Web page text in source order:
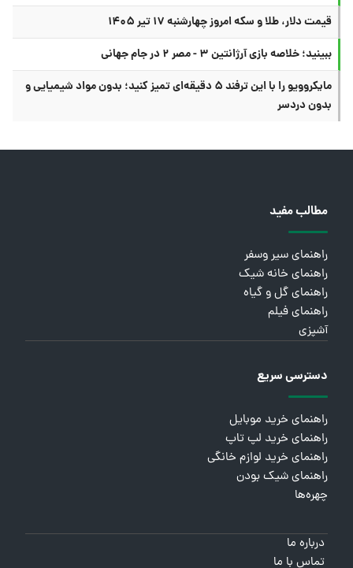
قیمت دلار، طلا و سکه امروز چهارشنبه ۱۷ تیر ۱۴۰۵
ببینید؛ خلاصه بازی آرژانتین ۳ - مصر ۲ در جام جهانی
مایکروویو را با این ترفند ۵ دقیقه‌ای تمیز کنید؛ بدون مواد شیمیایی و
بدون دردسر
مطالب مفید
راهنمای سیر وسفر
راهنمای خانه شیک
راهنمای گل و گیاه
راهنمای فیلم
آشپزی
دسترسی سریع
راهنمای خرید موبایل
راهنمای خرید لپ تاپ
راهنمای خرید لوازم خانگی
راهنمای شیک بودن
چهره‌ها
درباره ما
تماس با ما